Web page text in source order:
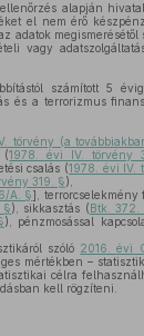
alapján
el nem érő
adatok megismerésétől
vagy
számított 5
és a terrorizmus
törvény (a
(1978. évi IV. törvény
csalás (1978. évi IV.
319. §),
A. §], terrorcselekmény
§), sikkasztás (Btk. 372.
), pénzmosással
szóló 2016. évi
mértékben –
célra
kell rögzíteni.